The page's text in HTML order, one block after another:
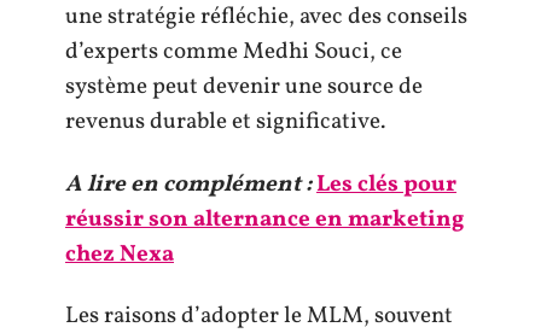
une stratégie réfléchie, avec des conseils
d’experts comme Medhi Souci, ce
système peut devenir une source de
revenus durable et significative.
A lire en complément :Les clés pour
réussir son alternance en marketing
chez Nexa
Les raisons d’adopter le MLM, souvent